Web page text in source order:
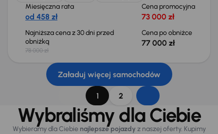
Miesięczna rata
od 458 zł
Cena promocyjna
73 000 zł
Najniższa cena z 30 dni przed
obniżką
78 000 zł
Cena po obniżce
77 000 zł
Załaduj więcej samochodów
1 2
Wybraliśmy dla Ciebie
Wybieramy dla Ciebie najlepsze pojazdy z naszej oferty. Kupimy